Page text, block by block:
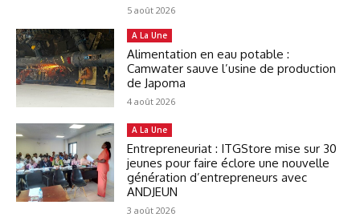
5 août 2026
A La Une
Alimentation en eau potable :
Camwater sauve l’usine de production
de Japoma
4 août 2026
A La Une
Entrepreneuriat : ITGStore mise sur 30
jeunes pour faire éclore une nouvelle
génération d’entrepreneurs avec
ANDJEUN
3 août 2026